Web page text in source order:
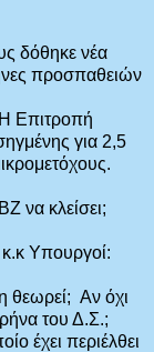
δόθηκε νέα
προσπαθειών
Η Επιτροπή
για 2,5
να κλείσει;
Υπουργοί:
θεωρεί; Αν όχι
του Δ.Σ.;
έχει περιέλθει